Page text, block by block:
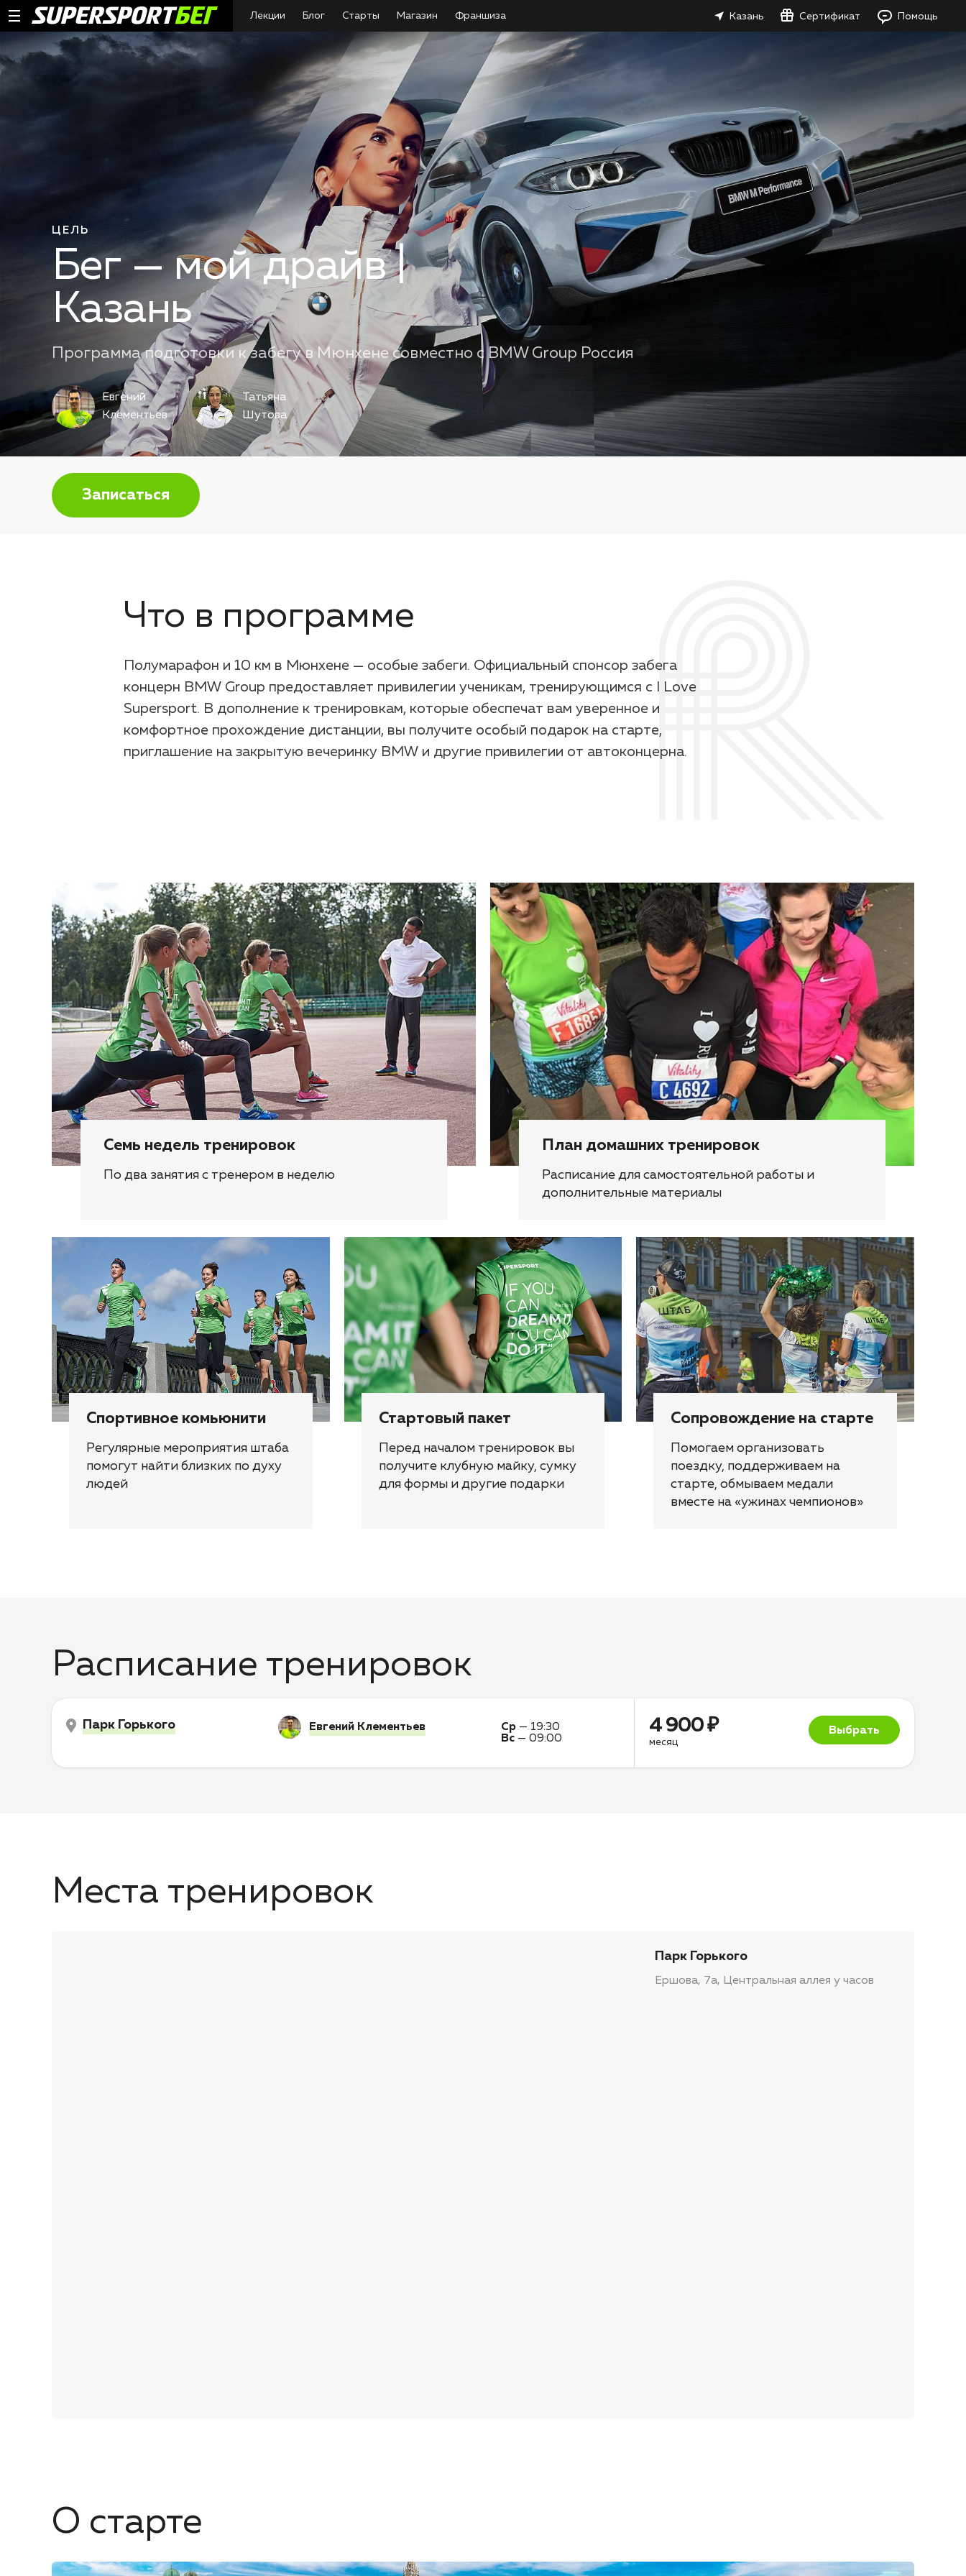
Лекции Блог Старты Магазин Франшиза Казань Сертификат Помощь
ЦЕЛЬ
Бег — мой драйв |
Казань
Программа подготовки к забегу в Мюнхене совместно с BMW Group Россия
Евгений
Клементьев
Татьяна
Шутова
Записаться
Что в программе
Полумарафон и 10 км в Мюнхене — особые забеги. Официальный спонсор забега
концерн BMW Group предоставляет привилегии ученикам, тренирующимся с I Love
Supersport. В дополнение к тренировкам, которые обеспечат вам уверенное и
комфортное прохождение дистанции, вы получите особый подарок на старте,
приглашение на закрытую вечеринку BMW и другие привилегии от автоконцерна.
Семь недель тренировок
По два занятия с тренером в неделю
План домашних тренировок
Расписание для самостоятельной работы и
дополнительные материалы
Спортивное комьюнити
Регулярные мероприятия штаба
помогут найти близких по духу
людей
Стартовый пакет
Перед началом тренировок вы
получите клубную майку, сумку
для формы и другие подарки
Сопровождение на старте
Помогаем организовать
поездку, поддерживаем на
старте, обмываем медали
вместе на «ужинах чемпионов»
Расписание тренировок
Парк Горького Евгений Клементьев Ср— 19:30
Вс— 09:00
4 900 ₽
месяц
Выбрать
Места тренировок
Парк Горького
Ершова, 7а, Центральная аллея у часов
О старте